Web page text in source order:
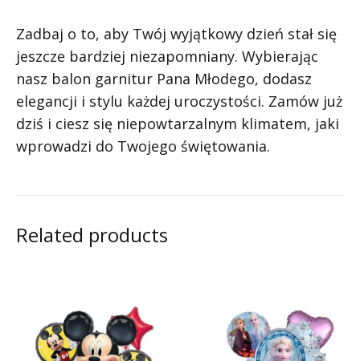
Zadbaj o to, aby Twój wyjątkowy dzień stał się
jeszcze bardziej niezapomniany. Wybierając
nasz balon garnitur Pana Młodego, dodasz
elegancji i stylu każdej uroczystości. Zamów już
dziś i ciesz się niepowtarzalnym klimatem, jaki
wprowadzi do Twojego świętowania.
Related products